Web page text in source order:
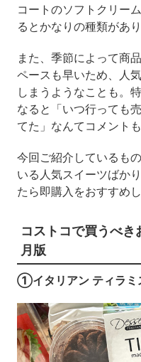
コートのソフトクリー
るとかなりの種類があり
また、季節によって商
ペースも早いため、人
しまうようなことも。
なると「いつ行っても
てた」なんてコメント
今回ご紹介しているも
いる人気スイーツばか
たら即購入をおすすめし
コストコで買うべ
月版
①イタリアン ティラミ